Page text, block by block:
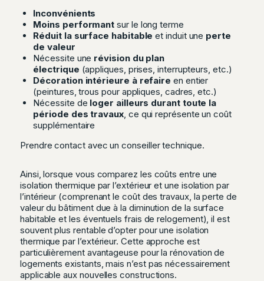
Inconvénients
Moins performant sur le long terme
Réduit la surface habitable et induit une perte
de valeur
Nécessite une révision du plan
électrique (appliques, prises, interrupteurs, etc.)
Décoration intérieure à refaire en entier
(peintures, trous pour appliques, cadres, etc.)
Nécessite de loger ailleurs durant toute la
période des travaux, ce qui représente un coût
supplémentaire
Prendre contact avec un conseiller technique.
Ainsi, lorsque vous comparez les coûts entre une
isolation thermique par l’extérieur et une isolation par
l’intérieur (comprenant le coût des travaux, la perte de
valeur du bâtiment due à la diminution de la surface
habitable et les éventuels frais de relogement), il est
souvent plus rentable d’opter pour une isolation
thermique par l’extérieur. Cette approche est
particulièrement avantageuse pour la rénovation de
logements existants, mais n’est pas nécessairement
applicable aux nouvelles constructions.